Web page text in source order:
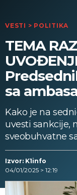
VESTI > POLITIKA
TEMA
sa
Kako je na
uvesti sankcije,
sveobuhvatne
Izvor: K1info
04/01/2025 > 12:19